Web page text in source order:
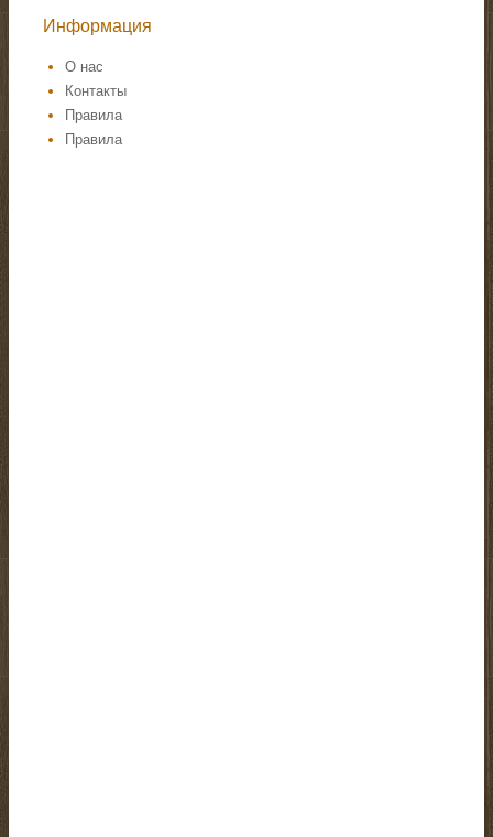
Информация
О нас
Контакты
Правила
Правила